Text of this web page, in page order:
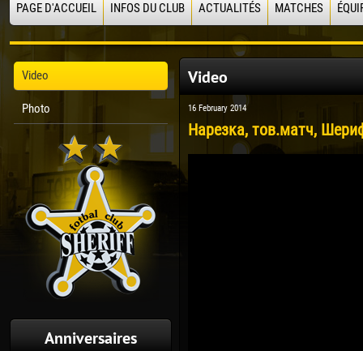
PAGE D'ACCUEIL INFOS DU CLUB ACTUALITÉS MATCHES
Video
Photo
Anniversaires
Video
16 February 2014
Нарезка, тов.матч,